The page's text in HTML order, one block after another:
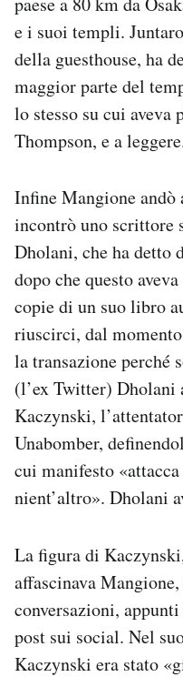
e i suoi templi.
della guesthouse, ha
maggior parte del
lo stesso su cui aveva
Thompson, e a
Infine Mangione
incontrò uno scrittore
Dholani, che ha detto
dopo che questo
copie di un suo libro
riuscirci, dal
la transazione perché
(l’ex Twitter) Dholani
Kaczynski,
Unabomber,
cui manifesto
nient’altro». Dholani
La figura di
affascinava
conversazioni,
post sui social. Nel
Kaczynski era stato